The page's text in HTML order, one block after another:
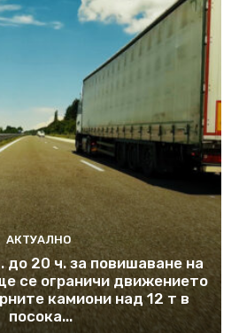
АКТУАЛНО
до 20 ч. за повишаване на
се ограничи движението
камиони над 12 т в
посока...